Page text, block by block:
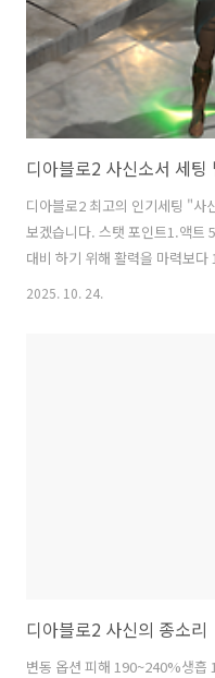
디아블로2 사신소서 세팅
디아블로2 최고의 인기세팅 "사
보겠습니다. 스탯 포인트1.액트
대비 하기 위해 활력을 마력보
트 5 사냥을 거의 하지 않으시면
2025. 10. 24.
디아블로2 사신의 종소리
변동 옵션 피해 190~240%생흡